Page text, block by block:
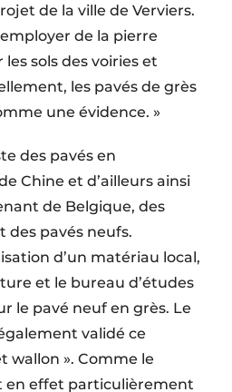
de la ville de Verviers.
de la pierre
sols des voiries et
les pavés de grès
une évidence. »
des pavés en
Chine et d’ailleurs ainsi
de Belgique, des
des pavés neufs.
d’un matériau local,
et le bureau d’études
le pavé neuf en grès. Le
validé ce
wallon ». Comme le
en effet particulièrement